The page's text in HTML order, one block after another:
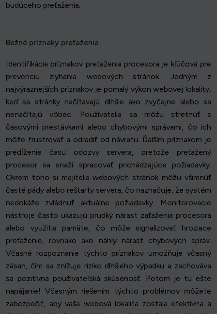
budúceho preťaženia.
Bežné príznaky preťaženia
Identifikácia príznakov preťaženia procesora je kľúčová pre
prevenciu zlyhania webových stránok. Jedným z
najvýraznejších príznakov je pomalý výkon webovej lokality,
keď sa stránky načítavajú dlhšie ako zvyčajne alebo sa
nenačítajú vôbec. Používatelia sa môžu stretnúť s
časovými prestávkami alebo chybovými správami, čo ich
môže frustrovať a odradiť od návratu. Ďalším príznakom je
predĺženie času odozvy servera, pretože preťažený
procesor sa snaží spracovať prichádzajúce požiadavky.
Okrem toho si majitelia webových stránok môžu všimnúť
časté pády alebo reštarty servera, čo naznačuje, že systém
nedokáže zvládnuť aktuálne požiadavky. Monitorovacie
nástroje často ukazujú prudký nárast zaťaženia procesora
alebo využitia pamäte, čo môže signalizovať hroziace
preťaženie, rovnako ako náhly nárast chybových správ.
Včasné rozpoznanie týchto príznakov umožňuje včasný
zásah, čím sa znižuje riziko dlhšieho výpadku a zachováva
sa pozitívna používateľská skúsenosť. Potom je tu ešte
napájanie! Včasným riešením týchto problémov môžete
zabezpečiť, aby vaša webová lokalita zostala efektívna a